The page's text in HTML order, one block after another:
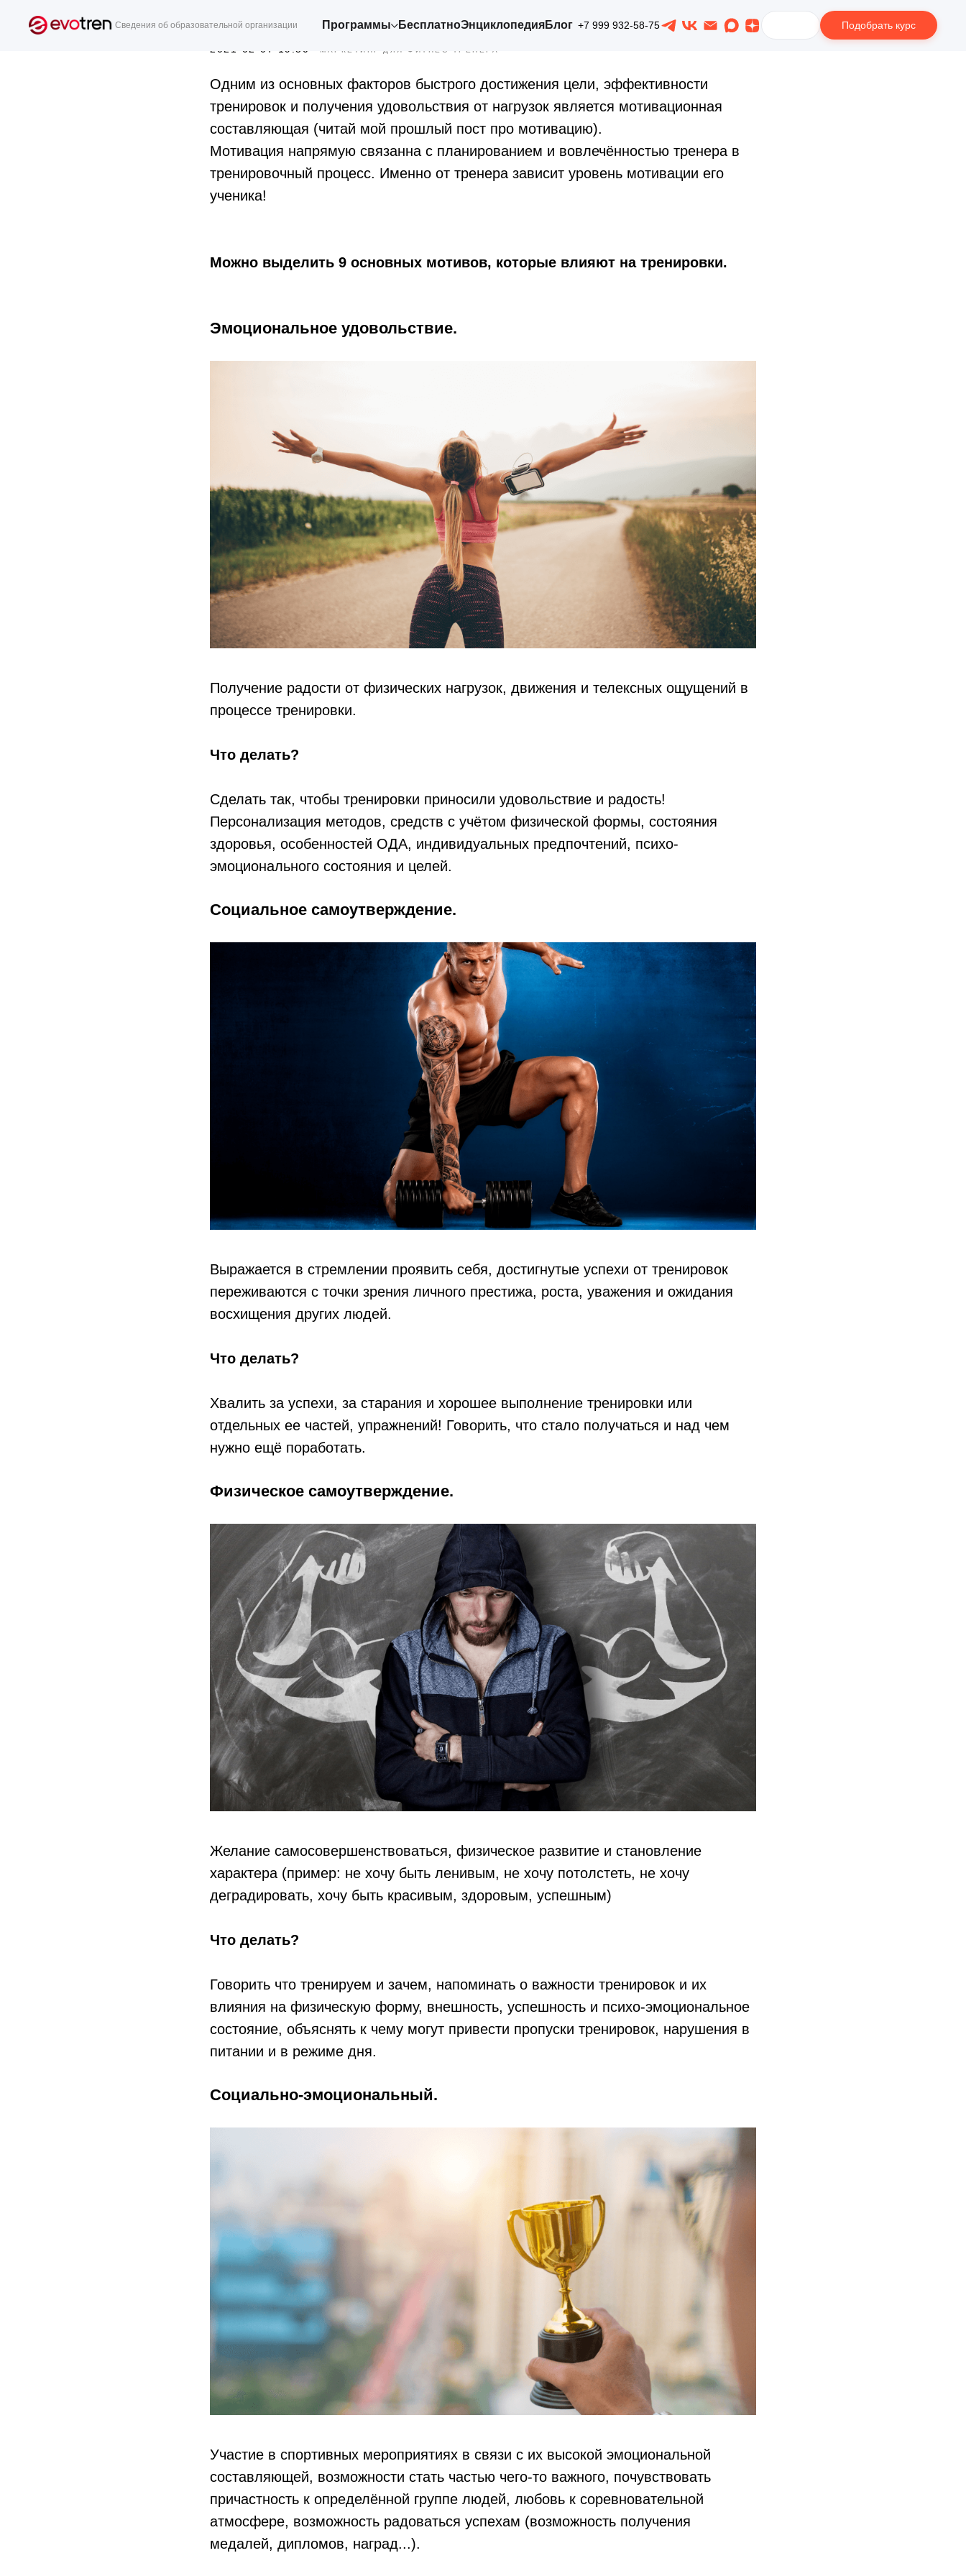
Сведения об образовательной организации Программы БесплатноЭнциклопедияБлог +7 999 932-58-75 Подобрать курс
Варианты мотивации в фитнесе
2021-02-07 19:50 МАРКЕТИНГ ДЛЯ ФИТНЕС ТРЕНЕРА
Одним из основных факторов быстрого достижения цели, эффективности
тренировок и получения удовольствия от нагрузок является мотивационная
составляющая (читай мой прошлый пост про мотивацию).
Мотивация напрямую связанна с планированием и вовлечённостью тренера в
тренировочный процесс. Именно от тренера зависит уровень мотивации его
ученика!
Можно выделить 9 основных мотивов, которые влияют на тренировки.
Эмоциональное удовольствие.
Получение радости от физических нагрузок, движения и телексных ощущений в
процессе тренировки.
Что делать?
Сделать так, чтобы тренировки приносили удовольствие и радость!
Персонализация методов, средств с учётом физической формы, состояния
здоровья, особенностей ОДА, индивидуальных предпочтений, психо-
эмоционального состояния и целей.
Социальное самоутверждение.
Выражается в стремлении проявить себя, достигнутые успехи от тренировок
переживаются с точки зрения личного престижа, роста, уважения и ожидания
восхищения других людей.
Что делать?
Хвалить за успехи, за старания и хорошее выполнение тренировки или
отдельных ее частей, упражнений! Говорить, что стало получаться и над чем
нужно ещё поработать.
Физическое самоутверждение.
Желание самосовершенствоваться, физическое развитие и становление
характера (пример: не хочу быть ленивым, не хочу потолстеть, не хочу
деградировать, хочу быть красивым, здоровым, успешным)
Что делать?
Говорить что тренируем и зачем, напоминать о важности тренировок и их
влияния на физическую форму, внешность, успешность и психо-эмоциональное
состояние, объяснять к чему могут привести пропуски тренировок, нарушения в
питании и в режиме дня.
Социально-эмоциональный.
Участие в спортивных мероприятиях в связи с их высокой эмоциональной
составляющей, возможности стать частью чего-то важного, почувствовать
причастность к определённой группе людей, любовь к соревновательной
атмосфере, возможность радоваться успехам (возможность получения
медалей, дипломов, наград...).